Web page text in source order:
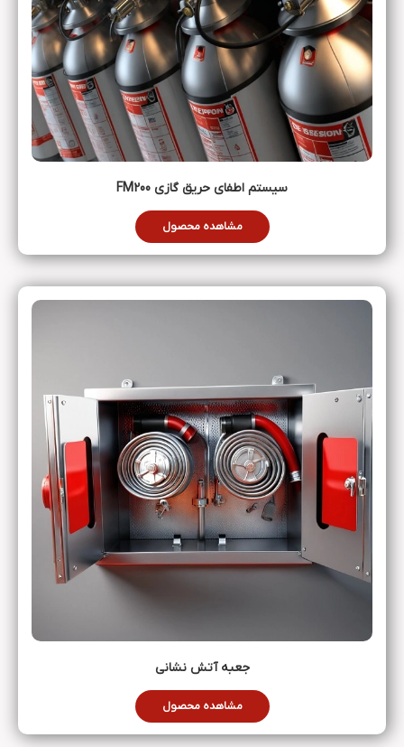
سیستم‌ اطفای حریق گازی FM200
مشاهده محصول
جعبه آتش نشانی
مشاهده محصول